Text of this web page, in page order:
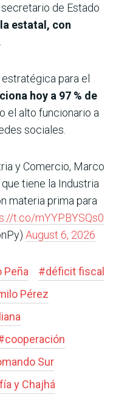
de Estado
estatal, con
estratégica para el
hoy a 97 % de
el alto funcionario a
sociales.
y Comercio, Marco
tiene la Industria
materia prima para
t.co/mYYPBYSQs0
August 6, 2026
Peña #déficit fiscal
Pérez
cooperación
Sur
y Chajhá